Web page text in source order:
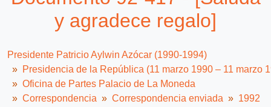
92-421 - [Saluda por aniversario a Revista Mensaje]
y agradece regalo]
Presidente Patricio Aylwin Azócar (1990-1994)
Presidencia de la República (11 marzo 1990 – 11 marzo
Oficina de Partes Palacio de La Moneda
Correspondencia
Correspondencia enviada
1992